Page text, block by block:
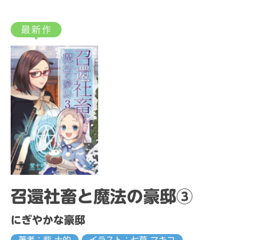
召還社畜と魔法の豪邸③
にぎやかな豪邸